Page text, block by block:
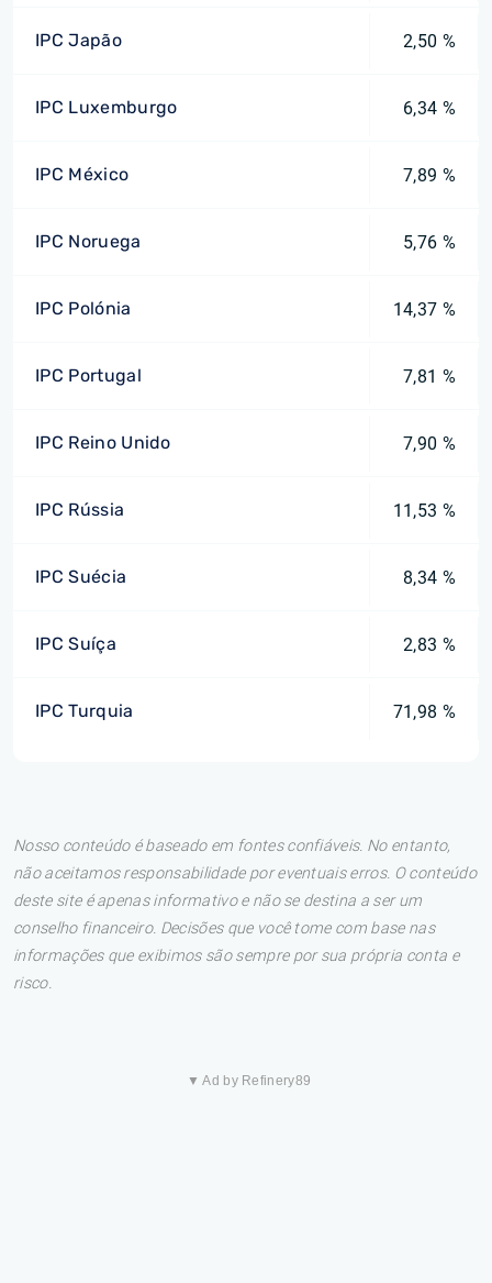
IPC Japão 2,50 %
IPC Luxemburgo 6,34 %
IPC México 7,89 %
IPC Noruega 5,76 %
IPC Polónia 14,37 %
IPC Portugal 7,81 %
IPC Reino Unido 7,90 %
IPC Rússia 11,53 %
IPC Suécia 8,34 %
IPC Suíça 2,83 %
IPC Turquia 71,98 %
Nosso conteúdo é baseado em fontes confiáveis. No entanto,
não aceitamos responsabilidade por eventuais erros. O conteúdo
deste site é apenas informativo e não se destina a ser um
conselho financeiro. Decisões que você tome com base nas
informações que exibimos são sempre por sua própria conta e
risco.
▼ Ad by Refinery89